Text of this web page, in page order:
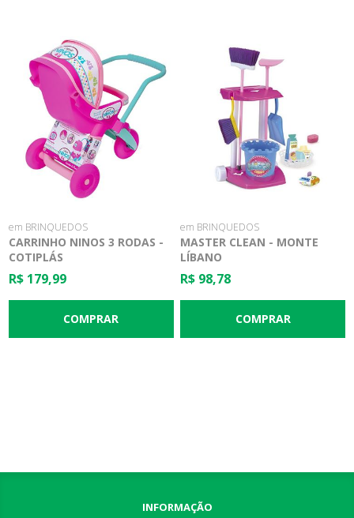
em BRINQUEDOS
CARRINHO NINOS 3 RODAS -
COTIPLÁS
R$ 179,99
em BRINQUEDOS
MASTER CLEAN - MONTE
LÍBANO
R$ 98,78
INFORMAÇÃO